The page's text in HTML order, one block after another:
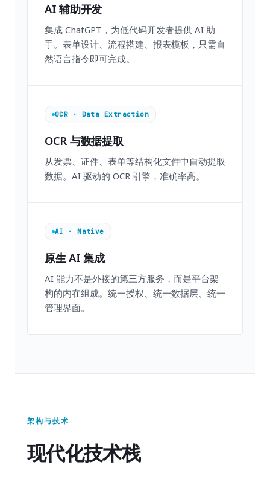
AI 辅助开发
集成 ChatGPT，为低代码开发者提供 AI 助
手。表单设计、流程搭建、报表模板，只需自
然语言指令即可完成。
OCR · Data Extraction
OCR 与数据提取
从发票、证件、表单等结构化文件中自动提取
数据。AI 驱动的 OCR 引擎，准确率高。
AI · Native
原生 AI 集成
AI 能力不是外接的第三方服务，而是平台架
构的内在组成。统一授权、统一数据层、统一
管理界面。
架构与技术
现代化技术栈